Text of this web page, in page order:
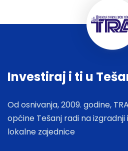
Investiraj i ti u
Od osnivanja, 2009. godine,
općine Tešanj radi na
lokalne zajednice